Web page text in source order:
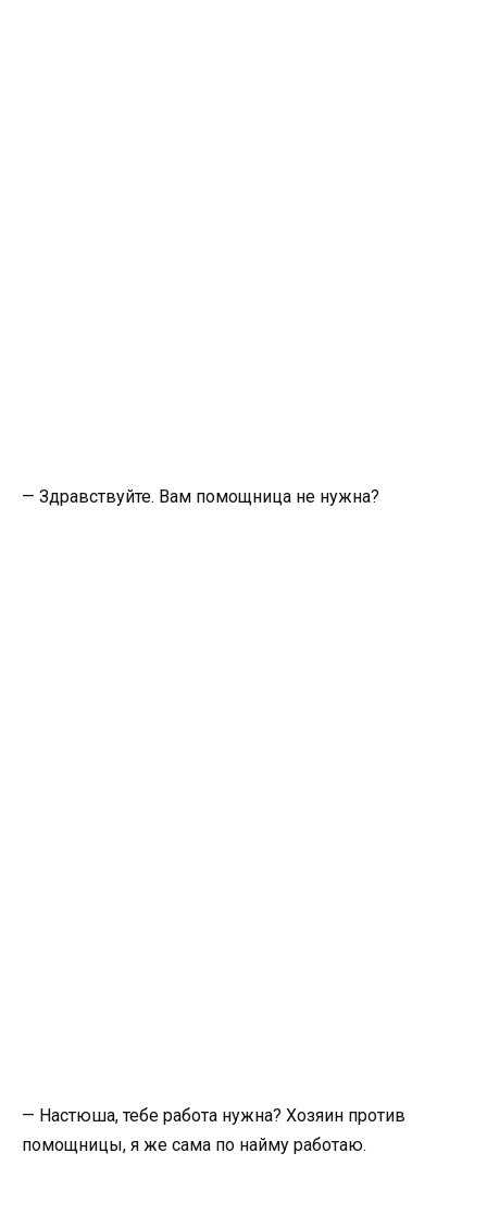
— Здравствуйте. Вам помощница не нужна?
— Настюша, тебе работа нужна? Хозяин против
помощницы, я же сама по найму работаю.